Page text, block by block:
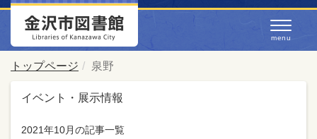
トップページ 泉野
イベント・展示情報
2021年10月の記事一覧